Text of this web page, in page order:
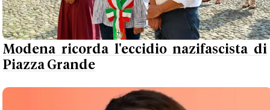
Modena ricorda l'eccidio nazifascista di
Piazza Grande